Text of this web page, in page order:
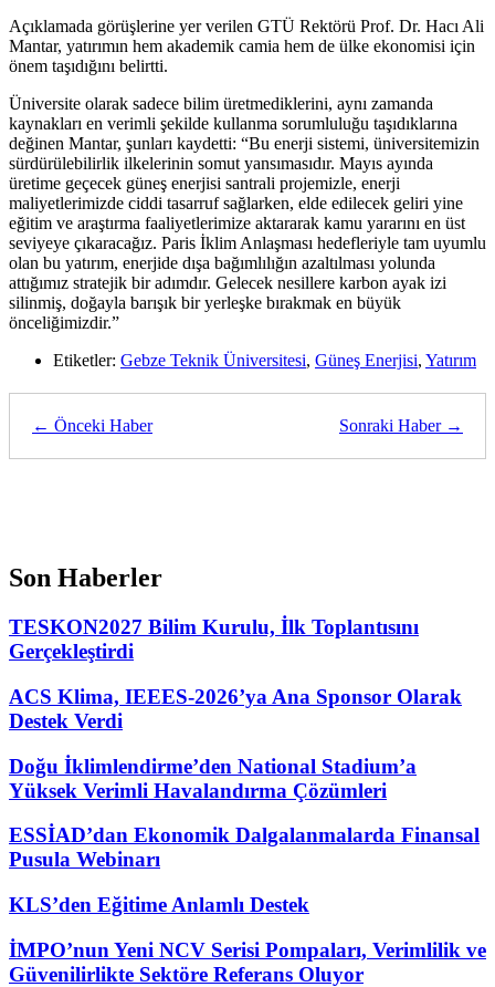
Açıklamada görüşlerine yer verilen GTÜ Rektörü Prof. Dr. Hacı Ali
Mantar, yatırımın hem akademik camia hem de ülke ekonomisi için
önem taşıdığını belirtti.
Üniversite olarak sadece bilim üretmediklerini, aynı zamanda
kaynakları en verimli şekilde kullanma sorumluluğu taşıdıklarına
değinen Mantar, şunları kaydetti: “Bu enerji sistemi, üniversitemizin
sürdürülebilirlik ilkelerinin somut yansımasıdır. Mayıs ayında
üretime geçecek güneş enerjisi santrali projemizle, enerji
maliyetlerimizde ciddi tasarruf sağlarken, elde edilecek geliri yine
eğitim ve araştırma faaliyetlerimize aktararak kamu yararını en üst
seviyeye çıkaracağız. Paris İklim Anlaşması hedefleriyle tam uyumlu
olan bu yatırım, enerjide dışa bağımlılığın azaltılması yolunda
attığımız stratejik bir adımdır. Gelecek nesillere karbon ayak izi
silinmiş, doğayla barışık bir yerleşke bırakmak en büyük
önceliğimizdir.”
Etiketler: Gebze Teknik Üniversitesi, Güneş Enerjisi, Yatırım
← Önceki Haber Sonraki Haber →
Son Haberler
TESKON2027 Bilim Kurulu, İlk Toplantısını
Gerçekleştirdi
ACS Klima, IEEES-2026’ya Ana Sponsor Olarak
Destek Verdi
Doğu İklimlendirme’den National Stadium’a
Yüksek Verimli Havalandırma Çözümleri
ESSİAD’dan Ekonomik Dalgalanmalarda Finansal
Pusula Webinarı
KLS’den Eğitime Anlamlı Destek
İMPO’nun Yeni NCV Serisi Pompaları, Verimlilik ve
Güvenilirlikte Sektöre Referans Oluyor